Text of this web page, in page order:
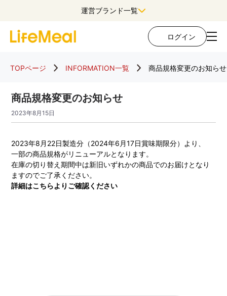
運営ブランド一覧
ログイン
TOPページ INFORMATION一覧 商品規格変更のお知らせ
商品規格変更のお知らせ
2023年8月15日
2023年8月22日製造分（2024年6月17日賞味期限分）より、
一部の商品規格がリニューアルとなります。
在庫の切り替え期間中は新旧いずれかの商品でのお届けとなり
ますのでご了承ください。
詳細はこちらよりご確認ください